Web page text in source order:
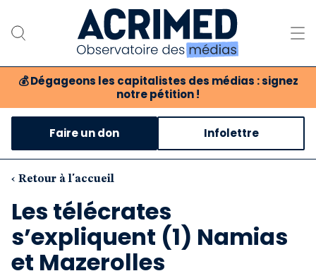
💰 Dégageons les capitalistes des médias : signez
notre pétition !
Notre association
Notre critique des médias
Nos propositions
Notre revue
Boutique
Faire un don Infolettre
‹ Retour à l'accueil
Les télécrates
s’expliquent (1) Namias
et Mazerolles